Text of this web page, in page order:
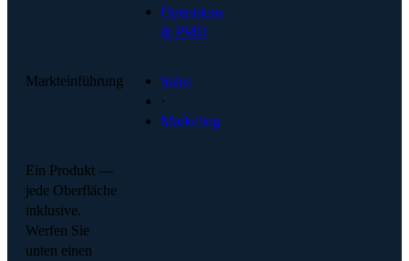
Operations
& PMO
Markteinführung
Sales
·
Marketing
Ein Produkt —
jede Oberfläche
inklusive.
Werfen Sie
unten einen